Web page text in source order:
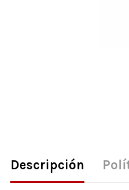
Descripción